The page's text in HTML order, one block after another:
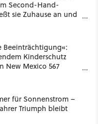
Second-Hand-
sie Zuhause an und
PlayStation [Best of
Beeinträchtigung«:
Kinderschutz
New Mexico 567
für Sonnenstrom –
Triumph bleibt